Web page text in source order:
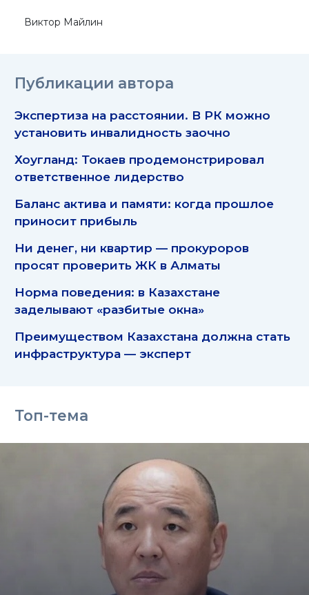
Виктор Майлин
Публикации автора
Экспертиза на расстоянии. В РК можно
установить инвалидность заочно
Хоугланд: Токаев продемонстрировал
ответственное лидерство
Баланс актива и памяти: когда прошлое
приносит прибыль
Ни денег, ни квартир — прокуроров
просят проверить ЖК в Алматы
Норма поведения: в Казахстане
заделывают «разбитые окна»
Преимуществом Казахстана должна стать
инфраструктура — эксперт
Топ-тема